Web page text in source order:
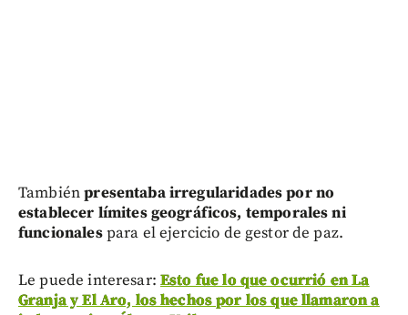
Tambiénpresentaba irregularidades por no
establecer límites geográficos, temporales ni
funcionalespara el ejercicio de gestor de paz.
Le puede interesar: Esto fue lo que ocurrió en La
Granja y El Aro, los hechos por los que llamaron a